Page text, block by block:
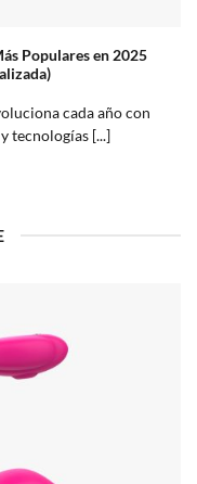
Populares en 2025
cada año con
tecnologías [...]